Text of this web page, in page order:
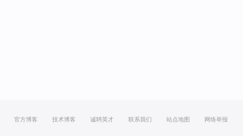
官方博客 技术博客 诚聘英才 联系我们 站点地图 网络举报